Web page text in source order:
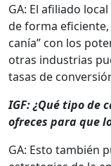
GA: El afil­i­a­do
de for­ma
canía” con los
otras indus­trias
tasas de
IGF: ¿Qué tipo de
ofre­ces para que
GA: Esto tam­bién